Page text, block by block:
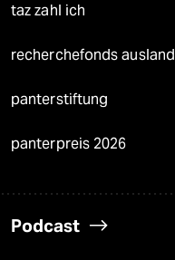
taz zahl ich
recherchefonds ausland
panterstiftung
panterpreis 2026
Podcast